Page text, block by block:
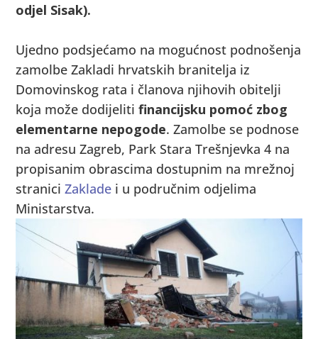
odjel Sisak).
Ujedno podsjećamo na mogućnost podnošenja
zamolbe Zakladi hrvatskih branitelja iz
Domovinskog rata i članova njihovih obitelji
koja može dodijelitifinancijsku pomoć zbog
elementarne nepogode. Zamolbe se podnose
na adresu Zagreb, Park Stara Trešnjevka 4 na
propisanim obrascima dostupnim na mrežnoj
straniciZaklade i u područnim odjelima
Ministarstva.